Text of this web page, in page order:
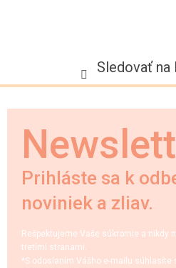
Sledovať na
Prihláste sa k
noviniek a zliav.
Rešpektujeme Vaše súkromie a nikdy
tretími stranami.
*S odoslaním Vášho e-mailu súhlasíte